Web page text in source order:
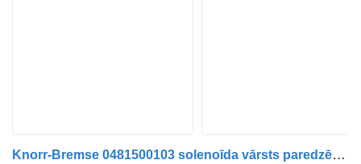
Knorr-Bremse 0481500103 solenoīda vārsts paredzēts autobusa